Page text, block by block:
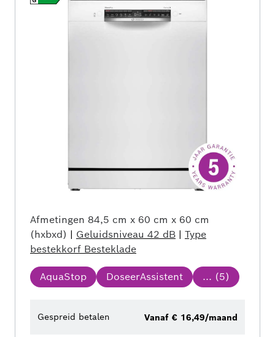
Afmetingen 84,5 cm x 60 cm x 60 cm
(hxbxd) | Geluidsniveau 42 dB | Type
bestekkorf Besteklade
AquaStop DoseerAssistent ... (5)
Gespreid betalen Vanaf € 16,49/maand